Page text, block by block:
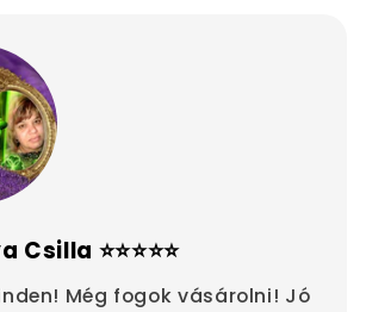
⭐⭐⭐⭐⭐
Még fogok vásárolni! Jó